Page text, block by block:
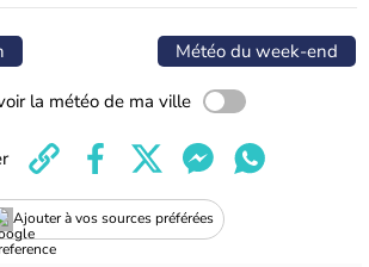
Météo du week-end
la météo de ma ville
Ajouter à vos sources préférées